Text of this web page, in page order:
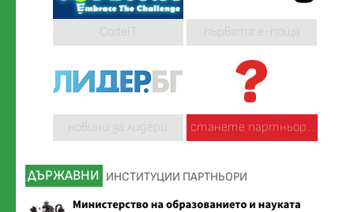
CodeIT първата е-поща
новини за лидери станете партньор...
ДЪРЖАВНИ ИНСТИТУЦИИ ПАРТНЬОРИ